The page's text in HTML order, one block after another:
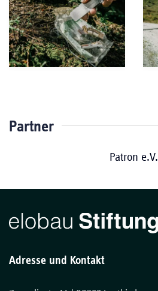
Partner
Patron e.V.
Adresse und Kontakt